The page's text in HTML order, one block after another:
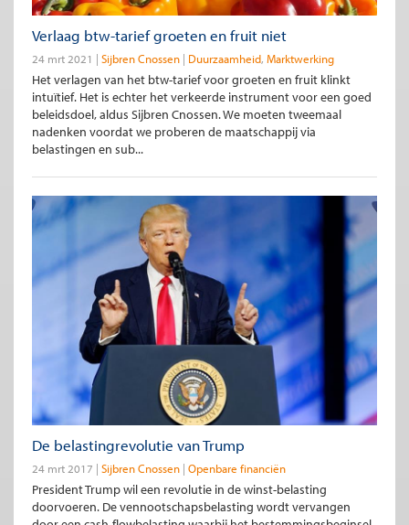
Verlaag btw-tarief groeten en fruit niet
24 mrt 2021 Sijbren Cnossen Duurzaamheid Marktwerking
Het verlagen van het btw-tarief voor groeten en fruit klinkt
intuïtief. Het is echter het verkeerde instrument voor een goed
beleidsdoel, aldus Sijbren Cnossen. We moeten tweemaal
nadenken voordat we proberen de maatschappij via
belastingen en sub...
De belastingrevolutie van Trump
24 mrt 2017 Sijbren Cnossen Openbare financiën
President Trump wil een revolutie in de winst-belasting
doorvoeren. De vennootschapsbelasting wordt vervangen